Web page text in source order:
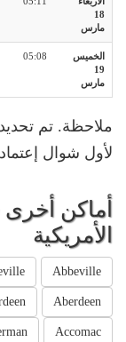
18
مارس
الخميس
19
مارس
05:08
ملاحظة. تم
لأول شوال
أماكن أخرى
الأمريكية
Abbeville
Aberdeen
Accomac